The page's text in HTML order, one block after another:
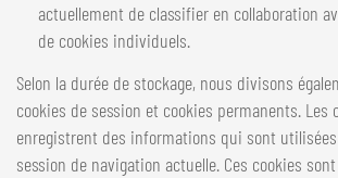
actuellement de classifier en collaboration
de cookies individuels.
Selon la durée de stockage, nous divisons
cookies de session et cookies permanents. Les
enregistrent des informations qui sont
session de navigation actuelle. Ces cookies